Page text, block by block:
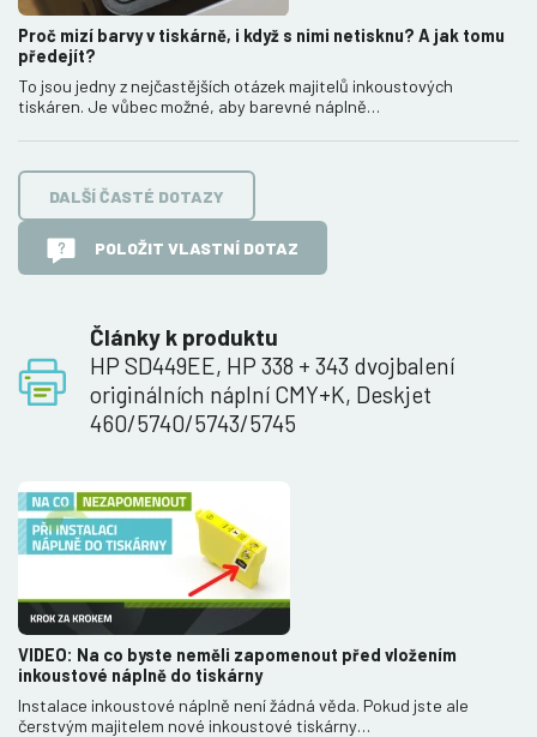
Články k produktu
HP SD449EE, HP 338 + 343 dvojbalení
originálních náplní CMY+K, Deskjet
460/5740/5743/5745
Proč mizí barvy v tiskárně, i když s nimi netisknu? A jak tomu
předejít?
To jsou jedny z nejčastějších otázek majitelů inkoustových
tiskáren. Je vůbec možné, aby barevné náplně…
DALŠÍ ČASTÉ DOTAZY
POLOŽIT VLASTNÍ DOTAZ
VIDEO: Na co byste neměli zapomenout před vložením
inkoustové náplně do tiskárny
Instalace inkoustové náplně není žádná věda. Pokud jste ale
čerstvým majitelem nové inkoustové tiskárny…